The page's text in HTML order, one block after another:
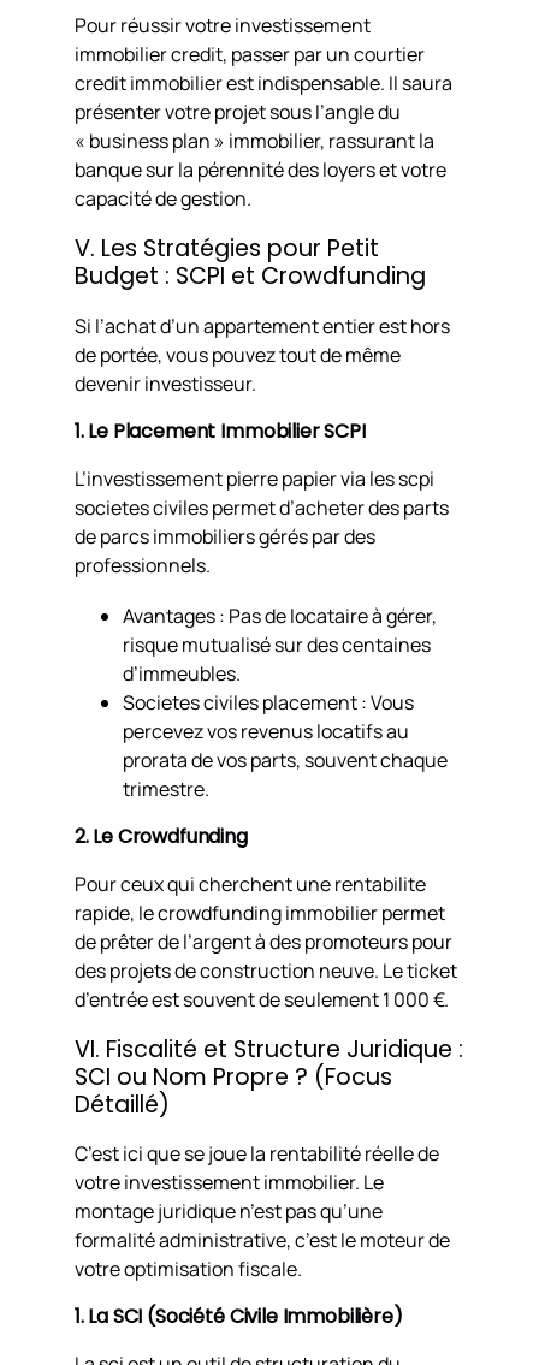
Pour réussir votre investissement
immobilier credit, passer par un courtier
credit immobilier est indispensable. Il saura
présenter votre projet sous l’angle du
« business plan » immobilier, rassurant la
banque sur la pérennité des loyers et votre
capacité de gestion.
V. Les Stratégies pour Petit
Budget : SCPI et Crowdfunding
Si l’achat d’un appartement entier est hors
de portée, vous pouvez tout de même
devenir investisseur.
1. Le Placement Immobilier SCPI
L’investissement pierre papier via les scpi
societes civiles permet d’acheter des parts
de parcs immobiliers gérés par des
professionnels.
Avantages : Pas de locataire à gérer,
risque mutualisé sur des centaines
d’immeubles.
Societes civiles placement : Vous
percevez vos revenus locatifs au
prorata de vos parts, souvent chaque
trimestre.
2. Le Crowdfunding
Pour ceux qui cherchent une rentabilite
rapide, le crowdfunding immobilier permet
de prêter de l’argent à des promoteurs pour
des projets de construction neuve. Le ticket
d’entrée est souvent de seulement 1 000 €.
VI. Fiscalité et Structure Juridique :
SCI ou Nom Propre ? (Focus
Détaillé)
C’est ici que se joue la rentabilité réelle de
votre investissement immobilier. Le
montage juridique n’est pas qu’une
formalité administrative, c’est le moteur de
votre optimisation fiscale.
1. La SCI (Société Civile Immobilière)